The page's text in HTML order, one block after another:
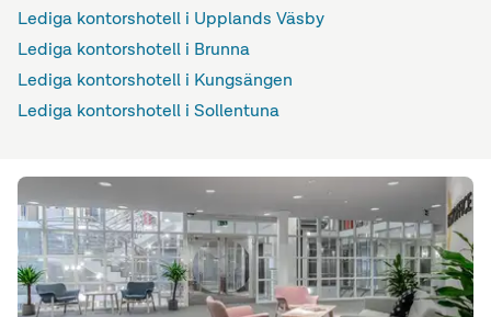
Lediga kontorshotell i Upplands Väsby
Lediga kontorshotell i Brunna
Lediga kontorshotell i Kungsängen
Lediga kontorshotell i Sollentuna